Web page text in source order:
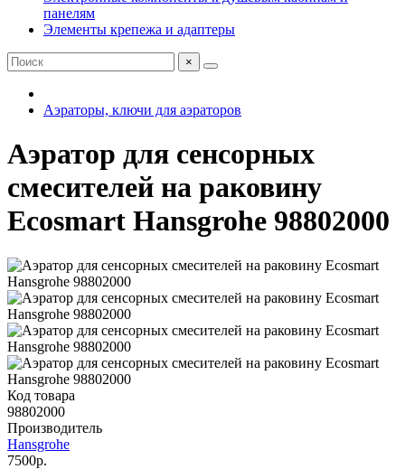
панелям
Элементы крепежа и адаптеры
×
Аэраторы, ключи для аэраторов
Аэратор для сенсорных
смесителей на раковину
Ecosmart Hansgrohe 98802000
Код товара
98802000
Производитель
Hansgrohe
7500р.